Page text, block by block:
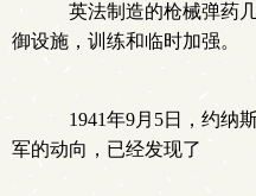
英法制造的枪械弹药
御设施，训练和临时加强。
1941年9月5日，约纳
军的动向，已经发现了